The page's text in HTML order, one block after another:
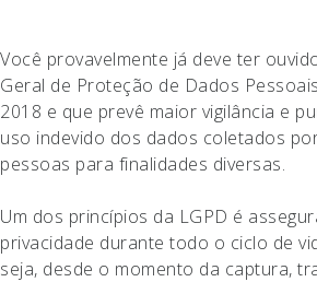
Você provavelmente já deve ter
Geral de Proteção de Dados
2018 e que prevê maior vigilância e
uso indevido dos dados coletados
pessoas para finalidades diversas.
Um dos princípios da LGPD é
privacidade durante todo o ciclo de
seja, desde o momento da captura,